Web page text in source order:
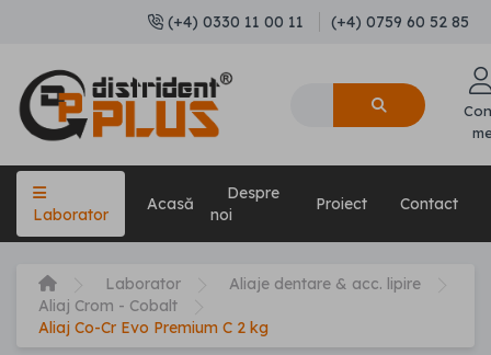
(+4) 0330 11 00 11 (+4) 0759 60 52 85
Laborator
Acasă
Despre
noi
Proiect Contact
Laborator
Aliaje dentare & acc. lipire
Aliaj Crom - Cobalt
Aliaj Co-Cr Evo Premium C 2 kg